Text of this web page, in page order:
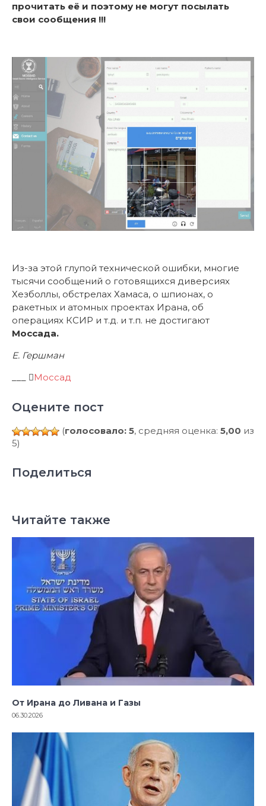
прочитать её и поэтому не могут посылать
свои сообщения !!!
Из-за этой глупой технической ошибки, многие
тысячи сообщений о готовящихся диверсиях
Хезболлы, обстрелах Хамаса, о шпионах, о
ракетных и атомных проектах Ирана, об
операциях КСИР и т.д. и т.п. не достигают
Моссада.
Е. Гершман
Моссад
Оцените пост
(голосовало: 5, средняя оценка: 5,00 из
5)
Поделиться
Читайте также
От Ирана до Ливана и Газы
06.30.2026